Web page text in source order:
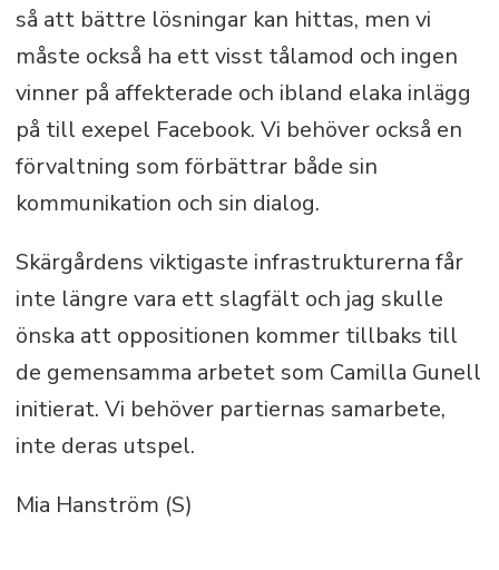
så att bättre lösningar kan hittas, men vi
måste också ha ett visst tålamod och ingen
vinner på affekterade och ibland elaka inlägg
på till exepel Facebook. Vi behöver också en
förvaltning som förbättrar både sin
kommunikation och sin dialog.
Skärgårdens viktigaste infrastrukturerna får
inte längre vara ett slagfält och jag skulle
önska att oppositionen kommer tillbaks till
de gemensamma arbetet som Camilla Gunell
initierat. Vi behöver partiernas samarbete,
inte deras utspel.
Mia Hanström (S)